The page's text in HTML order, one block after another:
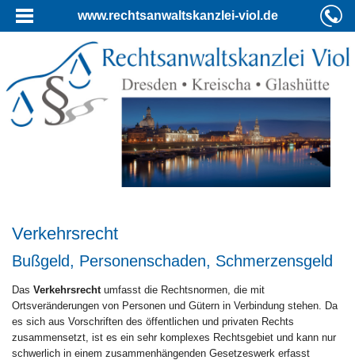
www.rechtsanwaltskanzlei-viol.de
Verkehrsrecht
Bußgeld, Personenschaden, Schmerzensgeld
Das Verkehrsrecht umfasst die Rechtsnormen, die mit
Ortsveränderungen von Personen und Gütern in Verbindung stehen. Da
es sich aus Vorschriften des öffentlichen und privaten Rechts
zusammensetzt, ist es ein sehr komplexes Rechtsgebiet und kann nur
schwerlich in einem zusammenhängenden Gesetzeswerk erfasst